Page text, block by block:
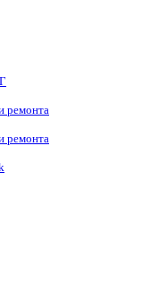
ремонта
ремонта